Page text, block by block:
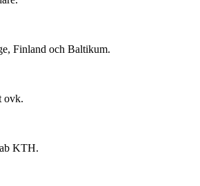
Finland och Baltikum.
ovk.
KTH.